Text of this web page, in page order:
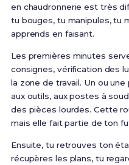
en chaudronnerie est très
tu bouges, tu manipules, tu
apprends en faisant.
Les premières minutes
consignes, vérification des
la zone de travail. Un ou
aux outils, aux postes à
des pièces lourdes. Cette
mais elle fait partie de ton
Ensuite, tu retrouves ton
récupères les plans, tu